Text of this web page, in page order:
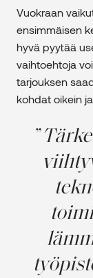
Vuokraan
ensimmäisen
hyvä pyytää
vaihtoehtoja
tarjouksen
kohdat oikein